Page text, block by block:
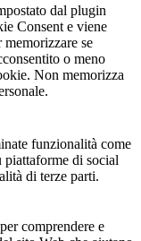
dal plugin
Consent e viene
se
o meno
Non memorizza
funzionalità come
piattaforme di social
di terze parti.
comprendere e